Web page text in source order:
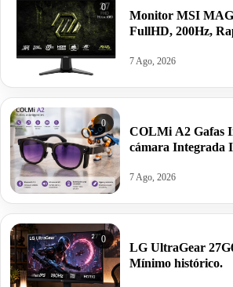
0
Monitor MSI MAG
FullHD, 200Hz,
7 Ago, 2026
0
COLMi A2 Gafas
cámara Integrada
7 Ago, 2026
0
LG UltraGear
Mínimo histórico.